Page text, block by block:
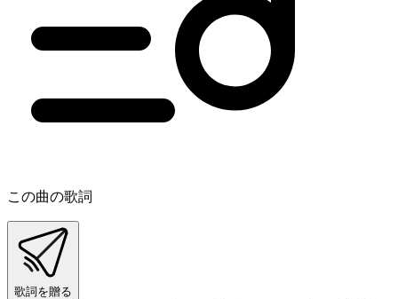
この曲の歌詞
歌詞を贈る